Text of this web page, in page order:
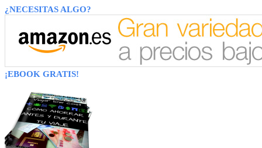
¿NECESITAS ALGO?
¡EBOOK GRATIS!